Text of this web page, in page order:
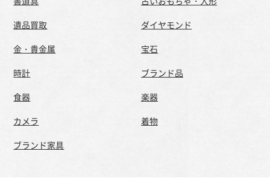
遺品買取
ダイヤモンド
金・貴金属
宝石
時計
ブランド品
食器
楽器
カメラ
着物
ブランド家具